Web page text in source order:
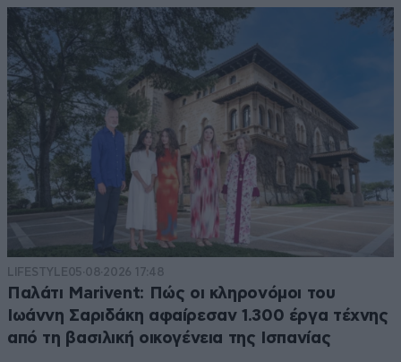
LIFESTYLE05·08·2026 17:48
Παλάτι Marivent: Πώς οι κληρονόμοι του
Ιωάννη Σαριδάκη αφαίρεσαν 1.300 έργα τέχνης
από τη βασιλική οικογένεια της Ισπανίας